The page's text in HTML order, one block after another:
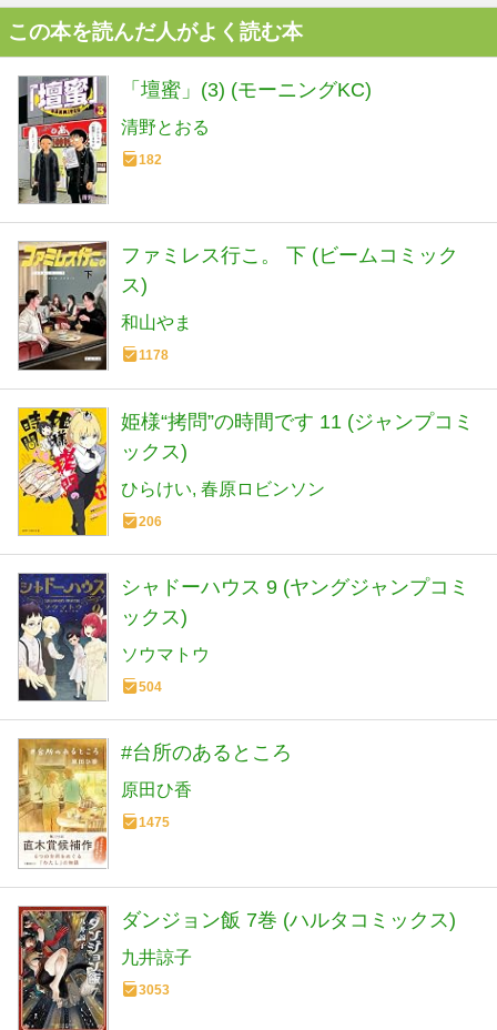
この本を読んだ人がよく読む本
「壇蜜」(3) (モーニングKC)
清野とおる
182
ファミレス行こ。 下 (ビームコミック
ス)
和山やま
1178
姫様“拷問”の時間です 11 (ジャンプコミ
ックス)
ひらけい 春原ロビンソン
206
シャドーハウス 9 (ヤングジャンプコミ
ックス)
ソウマトウ
504
#台所のあるところ
原田ひ香
1475
ダンジョン飯 7巻 (ハルタコミックス)
九井諒子
3053